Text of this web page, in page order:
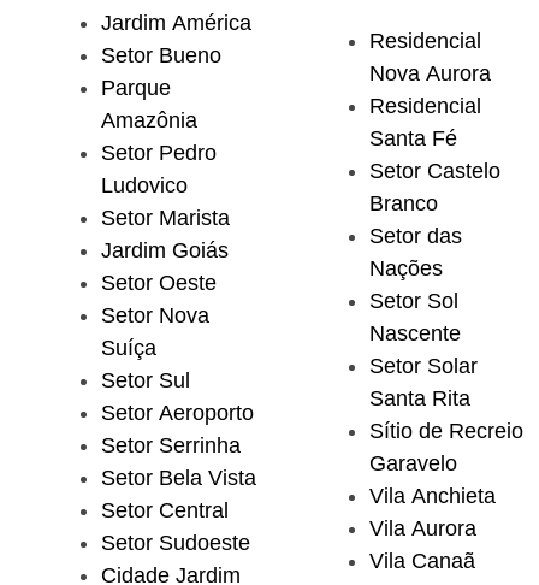
Jardim América
Setor Bueno
Parque
Amazônia
Setor Pedro
Ludovico
Setor Marista
Jardim Goiás
Setor Oeste
Setor Nova
Suíça
Setor Sul
Setor Aeroporto
Setor Serrinha
Setor Bela Vista
Setor Central
Setor Sudoeste
Cidade Jardim
Residencial
Nova Aurora
Residencial
Santa Fé
Setor Castelo
Branco
Setor das
Nações
Setor Sol
Nascente
Setor Solar
Santa Rita
Sítio de Recreio
Garavelo
Vila Anchieta
Vila Aurora
Vila Canaã